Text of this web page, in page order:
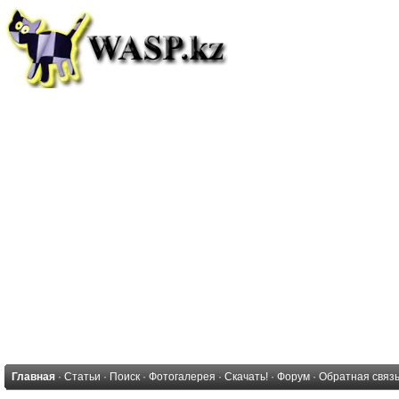
Главная · Статьи · Поиск · Фотогалерея · Скачать! · Форум · Обратная связь